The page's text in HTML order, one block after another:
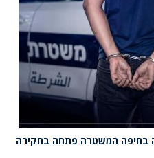
בחיפה המשטרה פתחה בחקירה